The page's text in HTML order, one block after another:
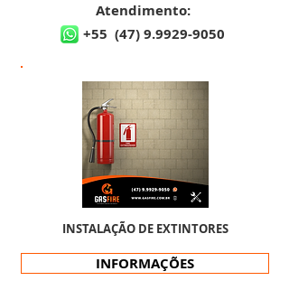
Atendimento:
+55 (47) 9.9929-9050
INFORMAÇÕES
INSTALAÇÃO DE EXTINTORES